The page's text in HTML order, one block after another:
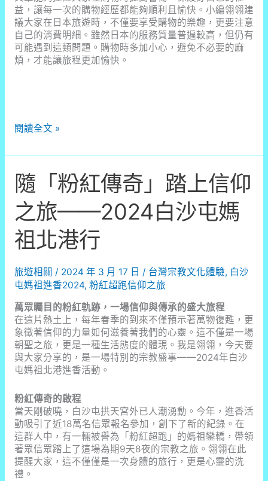
益，讓每一次的購物經歷都能夠順利且愉快。小編翎翎建
議大家在日本旅遊時，不僅要享受購物的樂趣，更要注意
自己的消費明細。雖然日本的服務質量普遍較高，但仍有
可能遇到這類問題。購物時多加小心，避免不必要的麻
煩，才能讓旅程更加愉快。
日
店
消
費
陷
阱？
親
身
經
歷
揭
露
宰
客
真
相
閱讀全文 »
隨「粉紅傳奇」踏上信仰
之旅——2024白沙屯媽
祖北港行
旅遊相關 / 2024 年 3 月 17 日 / 台灣宗教文化體驗, 白沙
屯媽祖進香2024, 粉紅超跑信仰之旅
萬眾矚目的粉紅軌跡，一場信仰與傳承的盛大旅程
在這片熱土上，每年春季的到來不僅預示著萬物復甦，更
象徵著信仰的力量如何滋養著我們的心靈。這不僅是一場
朝聖之旅，更是一種生活態度的體現。我是翎翎，今天要
與大家分享的，是一場特別的宗教盛事——2024年白沙
屯媽祖北港進香活動。
粉紅傳奇的啟程
當天剛破曉，白沙屯拱天宮外已人潮湧動。今年，進香活
動吸引了近18萬名信眾報名參加，創下了新的紀錄。在
這群人中，有一輛被譽為「粉紅超跑」的媽祖鑾轎，帶領
著眾信眾踏上了這場為期9天8夜的宗教之旅。翎翎在此
提醒大家，這不僅僅是一次身體的旅行，更是心靈的洗
禮。